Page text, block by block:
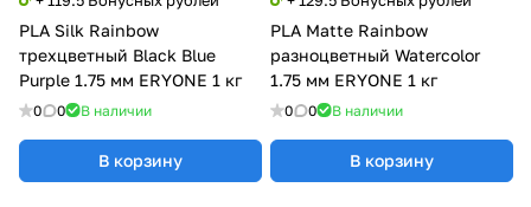
PLA Silk Rainbow
трехцветный Black Blue
Purple 1.75 мм ERYONE 1 кг
0 0 В наличии
В корзину
PLA Matte Rainbow
разноцветный Watercolor
1.75 мм ERYONE 1 кг
0 0 В наличии
В корзину